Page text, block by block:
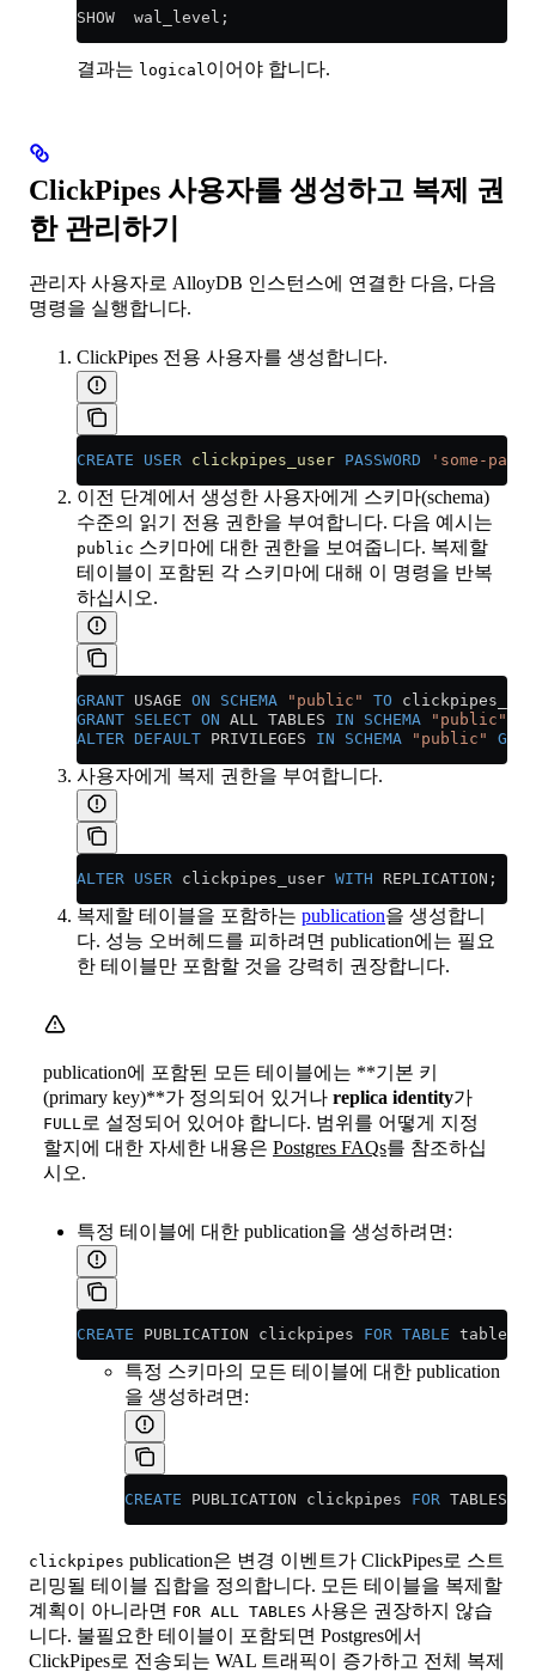
SHOW  wal_level;
결과는 logical 이어야 합니다.
ClickPipes 사용자를 생성하고 복제 권
한 관리하기
관리자 사용자로 AlloyDB 인스턴스에 연결한 다음, 다음
명령을 실행합니다.
ClickPipes 전용 사용자를 생성합니다.
CREATE USER clickpipes_user PASSWORD 'some-
이전 단계에서 생성한 사용자에게 스키마(schema)
수준의 읽기 전용 권한을 부여합니다. 다음 예시는
public 스키마에 대한 권한을 보여줍니다. 복제할
테이블이 포함된 각 스키마에 대해 이 명령을 반복
하십시오.
GRANT USAGE ON SCHEMA "public" TO
GRANT SELECT ON ALL TABLES IN SCHEMA "public"
ALTER DEFAULT PRIVILEGES IN SCHEMA "public"
사용자에게 복제 권한을 부여합니다.
ALTER USER clickpipes_user WITH REPLICATION;
복제할 테이블을 포함하는 publication을 생성합니
다. 성능 오버헤드를 피하려면 publication에는 필요
한 테이블만 포함할 것을 강력히 권장합니다.
publication에 포함된 모든 테이블에는 **기본 키
(primary key)**가 정의되어 있거나 replica identity가
FULL 로 설정되어 있어야 합니다. 범위를 어떻게 지정
할지에 대한 자세한 내용은 Postgres FAQs를 참조하십
시오.
특정 테이블에 대한 publication을 생성하려면:
CREATE PUBLICATION clickpipes FOR TABLE
특정 스키마의 모든 테이블에 대한 publication
을 생성하려면:
CREATE PUBLICATION clickpipes FOR TABLES
clickpipes publication은 변경 이벤트가 ClickPipes로 스트
리밍될 테이블 집합을 정의합니다. 모든 테이블을 복제할
계획이 아니라면 FOR ALL TABLES 사용은 권장하지 않습
니다. 불필요한 테이블이 포함되면 Postgres에서
ClickPipes로 전송되는 WAL 트래픽이 증가하고 전체 복제